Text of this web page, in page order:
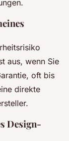
aus, wenn Sie
oft bis
direkte
Design-